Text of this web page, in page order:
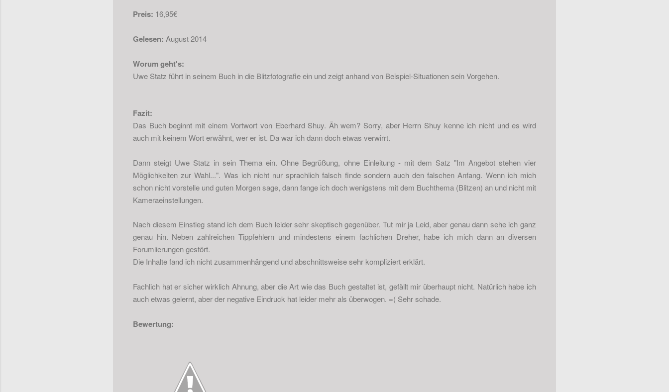
Preis: 16,95€
Gelesen: August 2014
Worum geht's:
Uwe Statz führt in seinem Buch in die Blitzfotografie ein und zeigt anhand von Beispiel-Situationen sein Vorgehen.
Fazit:
Das Buch beginnt mit einem Vortwort von Eberhard Shuy. Äh wem? Sorry, aber Herrn Shuy kenne ich nicht und es wird
auch mit keinem Wort erwähnt, wer er ist. Da war ich dann doch etwas verwirrt.
Dann steigt Uwe Statz in sein Thema ein. Ohne Begrüßung, ohne Einleitung - mit dem Satz "Im Angebot stehen vier
Möglichkeiten zur Wahl...". Was ich nicht nur sprachlich falsch finde sondern auch den falschen Anfang. Wenn ich mich
schon nicht vorstelle und guten Morgen sage, dann fange ich doch wenigstens mit dem Buchthema (Blitzen) an und nicht mit
Kameraeinstellungen.
Nach diesem Einstieg stand ich dem Buch leider sehr skeptisch gegenüber. Tut mir ja Leid, aber genau dann sehe ich ganz
genau hin. Neben zahlreichen Tippfehlern und mindestens einem fachlichen Dreher, habe ich mich dann an diversen
Forumlierungen gestört.
Die Inhalte fand ich nicht zusammenhängend und abschnittsweise sehr kompliziert erklärt.
Fachlich hat er sicher wirklich Ahnung, aber die Art wie das Buch gestaltet ist, gefällt mir überhaupt nicht. Natürlich habe ich
auch etwas gelernt, aber der negative Eindruck hat leider mehr als überwogen. =( Sehr schade.
Bewertung: